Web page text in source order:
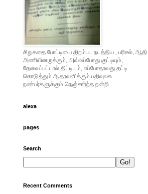
சிறுகதை போட்டியை திறம்பட நடத்திய , பரிசல், ஆதி
அணியினருக்கும், அவ்வப்போது குட்டியும்,
தேவைப்பட்டால் திட்டியும், எப்போதாவது தட்டி
கொடுத்தும் ஆதரவளிக்கும் பதிவுலக
நண்பர்களுக்கும் நெஞ்சார்ந்த நன்றி
alexa
pages
Search
Recent Comments